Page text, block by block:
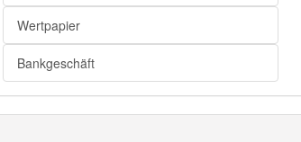
Wertpapier
Bankgeschäft